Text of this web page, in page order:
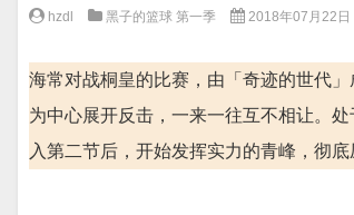
hzdl 黑子的篮球 第一季 2018年07月22日
海常对战桐皇的比赛，由「奇迹的世代
为中心展开反击，一来一往互不相让。
入第二节后，开始发挥实力的青峰，彻底